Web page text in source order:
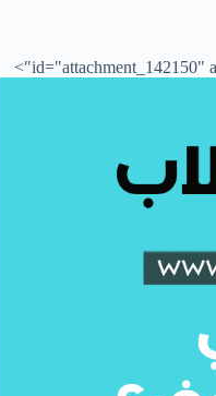
id="attachment_142150"